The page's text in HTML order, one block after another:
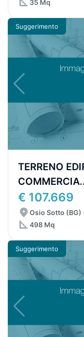
35 Mq
Suggerimento
TERRENO
€ 107.669
Osio Sotto (BG)
498 Mq
Suggerimento